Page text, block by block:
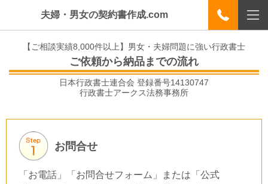
夫婦・男女の契約書作成.com
【ご相談実績8,000件以上】男女・夫婦問題に強い行政書士
ご依頼から納品までの流れ
日本行政書士連合会 登録番号14130747
行政書士アークス法務事務所
お問合せ
「お電話」「お問合せフォーム」または「公式